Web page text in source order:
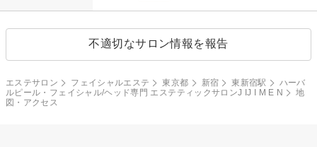
不適切なサロン情報を報告
エステサロン フェイシャルエステ 東京都 新宿 東新宿駅
ハーバ
ルピール・フェイシャル/ヘッド専門 エステティックサロンJ IJ I M E N
地
図・アクセス